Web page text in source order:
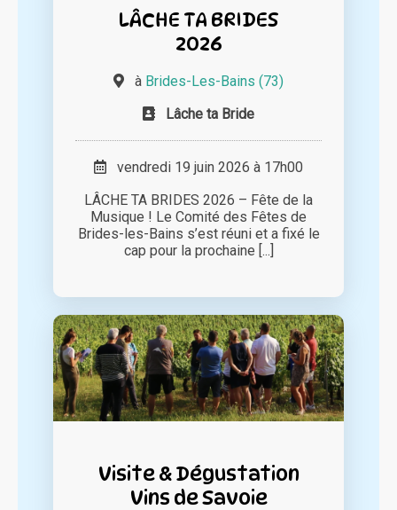
LÂCHE TA BRIDES
2026
à Brides-Les-Bains (73)
Lâche ta Bride
vendredi 19 juin 2026 à 17h00
LÂCHE TA BRIDES 2026 – Fête de la
Musique ! Le Comité des Fêtes de
Brides-les-Bains s’est réuni et a fixé le
cap pour la prochaine [...]
Visite & Dégustation
Vins de Savoie